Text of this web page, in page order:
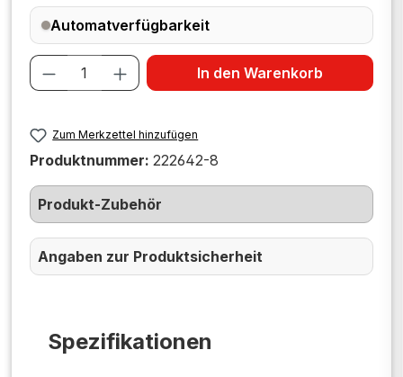
Spezifikationen
Automatverfügbarkeit
Produkt Anzahl: Gib den
In den Warenkorb
Zum Merkzettel hinzufügen
Produktnummer: 222642-8
Produkt-Zubehör
Angaben zur Produktsicherheit